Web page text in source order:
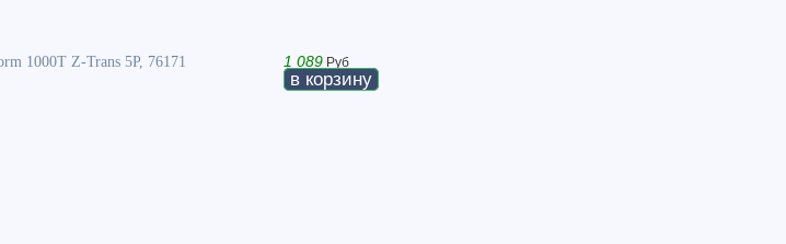
1000T Z-Trans 5P, 76171 1 089 Руб
в корзину